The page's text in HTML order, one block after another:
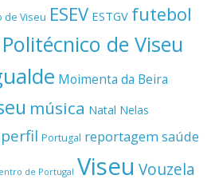
de Viseu ESEV ESTGV futebol
de Viseu
Moimenta da Beira
música Natal Nelas
perfil Portugal reportagemsaúde
de Portugal Viseu Vouzela